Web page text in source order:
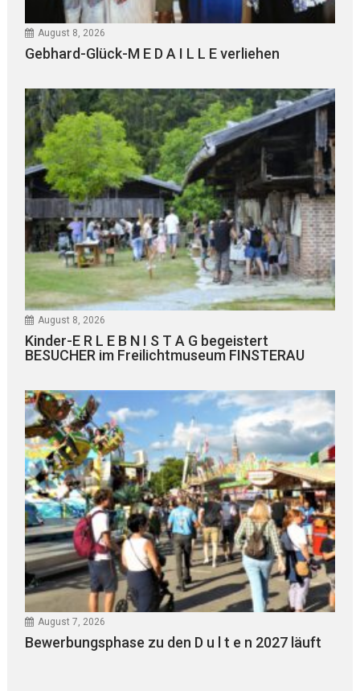
August 8, 2026
Gebhard-Glück-M E D A I L L E verliehen
August 8, 2026
Kinder-E R L E B N I S T A G begeistert
BESUCHER im Freilichtmuseum FINSTERAU
August 7, 2026
Bewerbungsphase zu den D u l t e n 2027 läuft